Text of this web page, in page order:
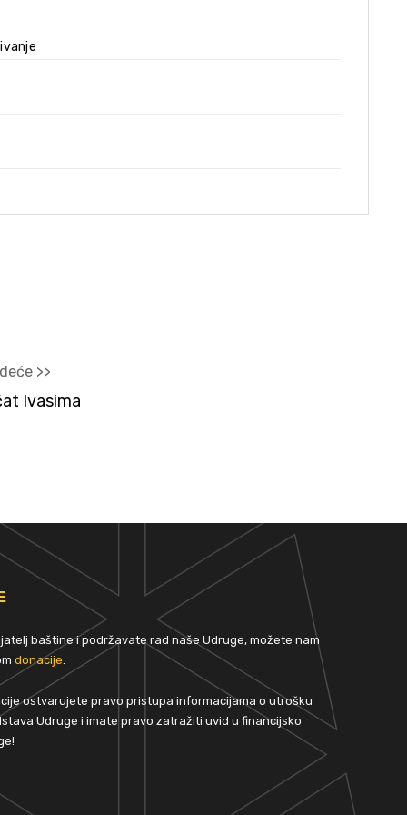
>>
Ivasima
baštine i podržavate rad naše Udruge, možete nam
donacije.
ostvarujete pravo pristupa informacijama o utrošku
Udruge i imate pravo zatražiti uvid u financijsko